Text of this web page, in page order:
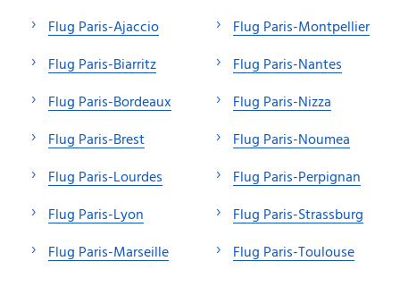
Flug Paris-Ajaccio
Flug Paris-Biarritz
Flug Paris-Bordeaux
Flug Paris-Brest
Flug Paris-Lourdes
Flug Paris-Lyon
Flug Paris-Marseille
Flug Paris-Montpellier
Flug Paris-Nantes
Flug Paris-Nizza
Flug Paris-Noumea
Flug Paris-Perpignan
Flug Paris-Strassburg
Flug Paris-Toulouse